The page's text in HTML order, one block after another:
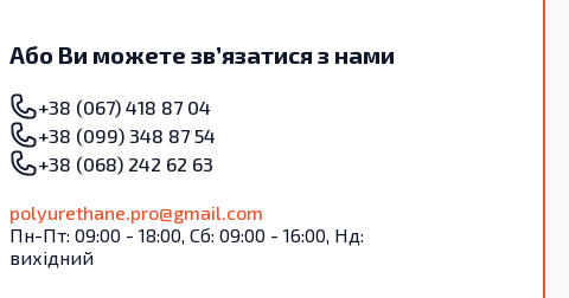
Або Ви можете зв’язатися з нами
+38 (067) 418 87 04
+38 (099) 348 87 54
+38 (068) 242 62 63
polyurethane.pro@gmail.com
Пн-Пт: 09:00 - 18:00, Сб: 09:00 - 16:00, Нд:
вихідний